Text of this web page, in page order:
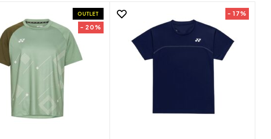
OUTLET
- 20%
- 17%